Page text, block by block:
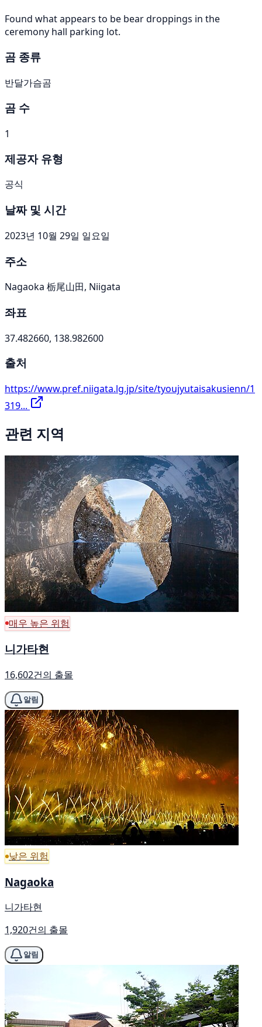
Found what appears to be bear droppings in the
ceremony hall parking lot.
곰 종류
반달가슴곰
곰 수
1
제공자 유형
공식
날짜 및 시간
2023년 10월 29일 일요일
주소
Nagaoka 栃尾山田, Niigata
좌표
37.482660, 138.982600
출처
https://www.pref.niigata.lg.jp/site/tyoujyutaisakusienn/1
319...
관련 지역
매우 높은 위험
니가타현
16,602건의 출몰
알림
낮은 위험
Nagaoka
니가타현
1,920건의 출몰
알림